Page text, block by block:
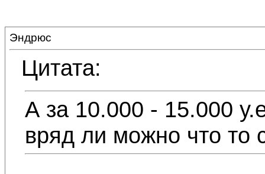
Эндрюс
Цитата:
А за 10.000 - 15.000
вряд ли можно что то